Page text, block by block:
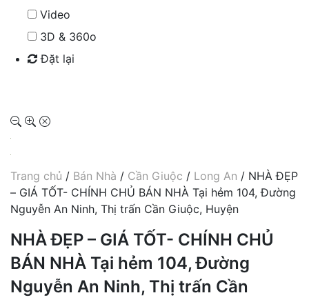
Video
3D & 360o
Đặt lại
Trang chủ / Bán Nhà / Cần Giuộc / Long An / NHÀ ĐẸP
– GIÁ TỐT- CHÍNH CHỦ BÁN NHÀ Tại hẻm 104, Đường
Nguyễn An Ninh, Thị trấn Cần Giuộc, Huyện
NHÀ ĐẸP – GIÁ TỐT- CHÍNH CHỦ
BÁN NHÀ Tại hẻm 104, Đường
Nguyễn An Ninh, Thị trấn Cần